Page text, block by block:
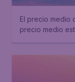
El precio medio
precio medio